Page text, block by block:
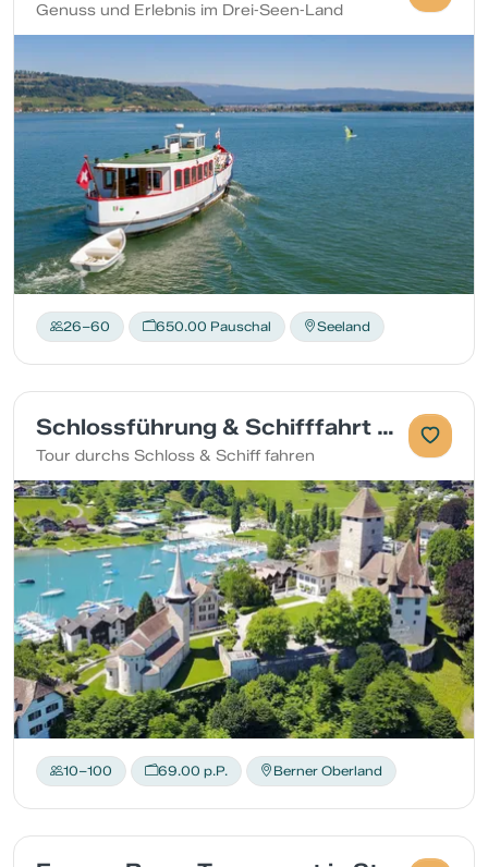
Genuss und Erlebnis im Drei‑Seen‑Land
26–60 650.00 Pauschal Seeland
Schlossführung & Schifffahrt & Apéro
Tour durchs Schloss & Schiff fahren
10–100 69.00 p.P. Berner Oberland